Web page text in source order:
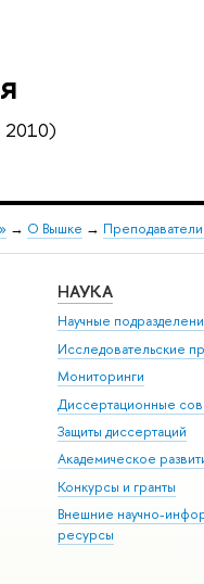
2010)
→ О Вышке →
НАУКА
Научные
Исследовательские
Мониторинги
Диссертационные
Защиты диссертаций
Академическое
Конкурсы и гранты
Внешние научно-
ресурсы